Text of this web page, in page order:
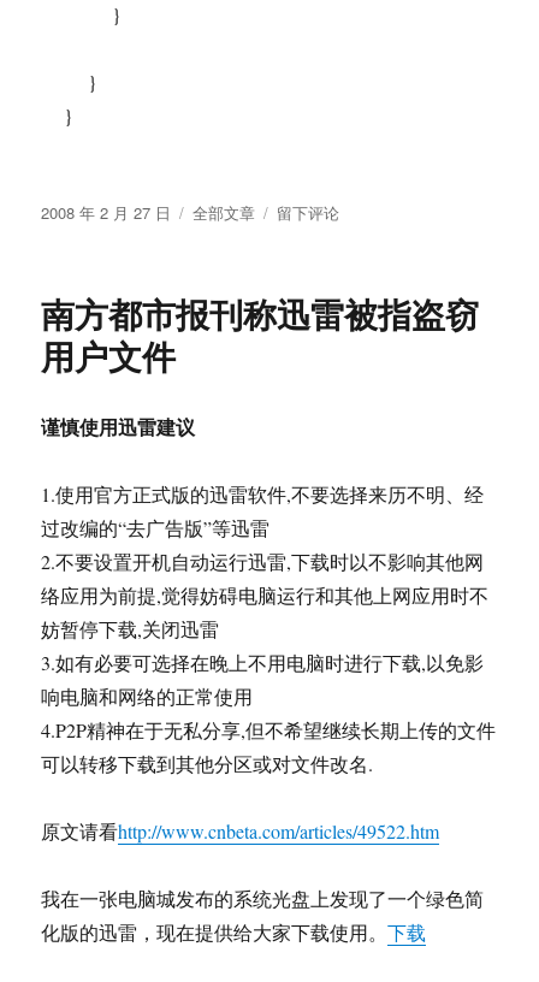
}
}
}
发
2008 年 2 月 27 日
分
全部文章
于
成
无
单
留下评论
南方都市报刊称迅雷被指盗窃
用户文件
谨慎使用迅雷建议
1.使用官方正式版的迅雷软件,不要选择来历不明、经
过改编的“去广告版”等迅雷
2.不要设置开机自动运行迅雷,下载时以不影响其他网
络应用为前提,觉得妨碍电脑运行和其他上网应用时不
妨暂停下载,关闭迅雷
3.如有必要可选择在晚上不用电脑时进行下载,以免影
响电脑和网络的正常使用
4.P2P精神在于无私分享,但不希望继续长期上传的文件
可以转移下载到其他分区或对文件改名.
原文请看http://www.cnbeta.com/articles/49522.htm
我在一张电脑城发布的系统光盘上发现了一个绿色简
化版的迅雷，现在提供给大家下载使用。下载